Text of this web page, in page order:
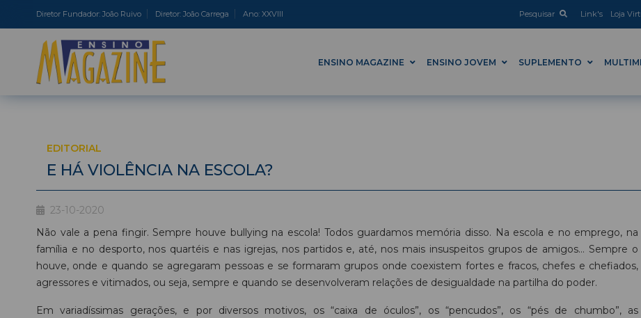
Diretor Fundador: João Ruivo Diretor: João Carrega Ano: XXVIII Pesquisar Link's Loja
ENSINO MAGAZINE ENSINO JOVEM SUPLEMENTO
EDITORIAL
E HÁ VIOLÊNCIA NA ESCOLA?
23-10-2020
Não vale a pena fingir. Sempre houve bullying na escola! Todos guardamos memória disso. Na escola e no emprego, na
família e no desporto, nos quartéis e nas igrejas, nos partidos e, até, nos mais insuspeitos grupos de amigos… Sempre o
houve, onde e quando se agregaram pessoas e se formaram grupos onde coexistem fortes e fracos, chefes e chefiados,
agressores e vitimados, ou seja, sempre e quando se desenvolveram relações de desigualdade na partilha do poder.
Em variadíssimas gerações, e por diversos motivos, os “caixa de óculos”, os “pencudos”, os “pés de chumbo”, as